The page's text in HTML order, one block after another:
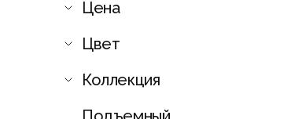
Цена
Цвет
Коллекция